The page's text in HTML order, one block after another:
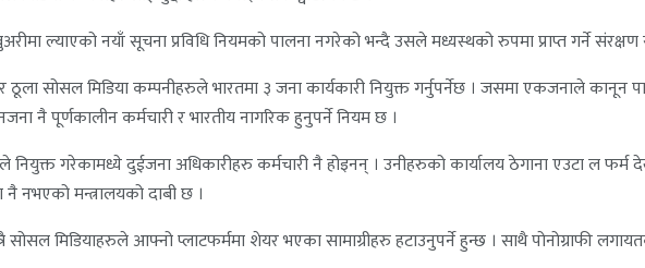
ल्याएको नयाँ सूचना प्रविधि नियमको पालना नगरेको भन्दै उसले मध्यस्थको रुपमा प्राप्त गर्ने
सोसल मिडिया कम्पनीहरुले भारतमा ३ जना कार्यकारी नियुक्त गर्नुपर्नेछ । जसमा एकजनाले कानून
नै पूर्णकालीन कर्मचारी र भारतीय नागरिक हुनुपर्ने नियम छ ।
नियुक्त गरेकामध्ये दुईजना अधिकारीहरु कर्मचारी नै होइनन् । उनीहरुको कार्यालय ठेगाना एउटा ल
नै नभएको मन्त्रालयको दाबी छ ।
मिडियाहरुले आफ्नो प्लाटफर्ममा शेयर भएका सामाग्रीहरु हटाउनुपर्ने हुन्छ । साथै पोनोग्राफी